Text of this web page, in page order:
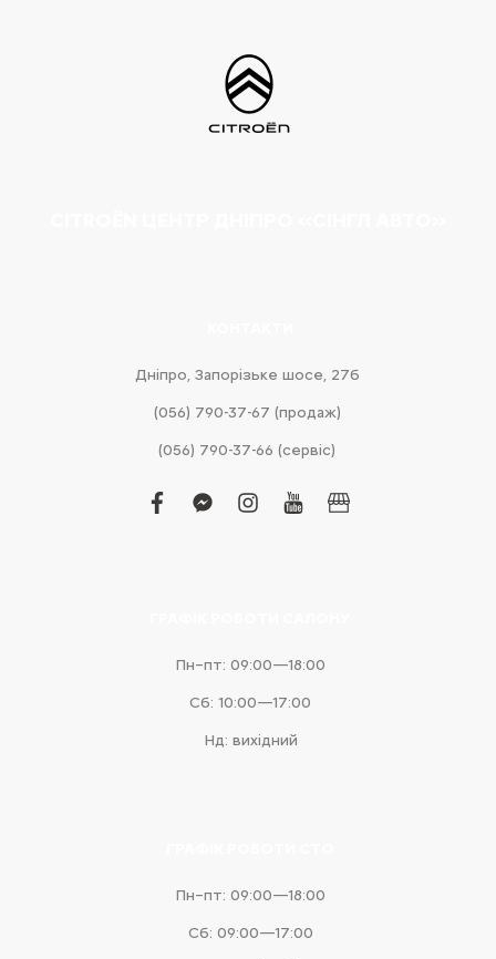
Дніпро, Запорізьке шосе, 27б
(056) 790-37-67 (продаж)
(056) 790-37-66 (сервіс)
facebook
facebook-
instagram
youtubebusiness
Пн–пт: 09:00—18:00
Сб: 10:00—17:00
Нд: вихідний
Пн–пт: 09:00—18:00
Сб: 09:00—17:00